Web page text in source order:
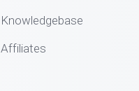
Knowledgebase
Affiliates